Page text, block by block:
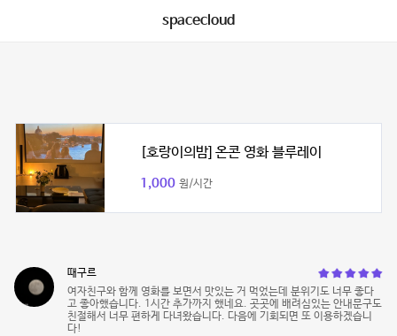
spacecloud
[호랑이의밤] 온콘 영화 블루레이
1,000 원/시간
때구르
여자친구와 함께 영화를 보면서 맛있는 거 먹었는데 분위기도 너무 좋다
고 좋아했습니다. 1시간 추가까지 했네요. 곳곳에 배려심있는 안내문구도
친절해서 너무 편하게 다녀왔습니다. 다음에 기회되면 또 이용하겠습니
다!